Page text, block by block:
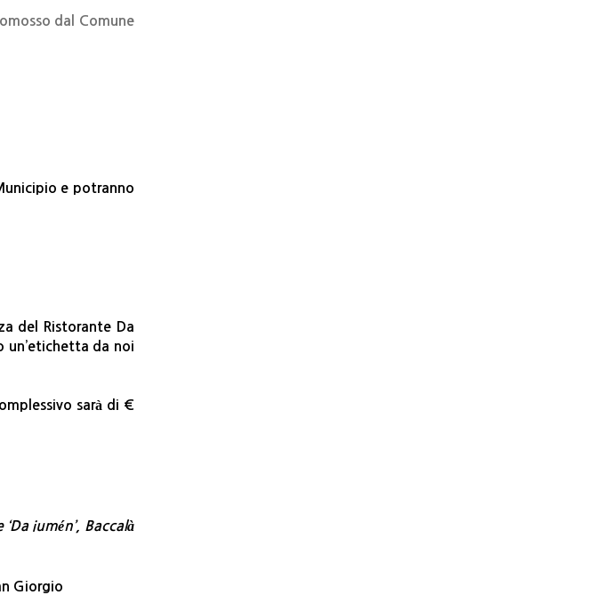
dal Comune
e potranno
del Ristorante Da
un’etichetta da noi
sarà di €
iumén’, Baccalà
Giorgio